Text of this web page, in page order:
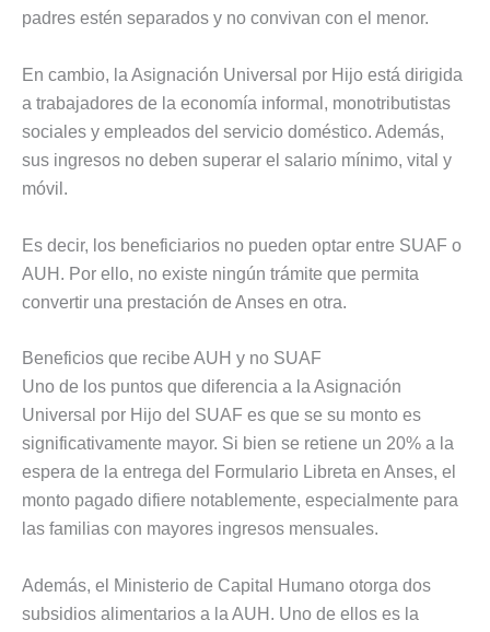
padres estén separados y no convivan con el menor.
En cambio, la Asignación Universal por Hijo está dirigida
a trabajadores de la economía informal, monotributistas
sociales y empleados del servicio doméstico. Además,
sus ingresos no deben superar el salario mínimo, vital y
móvil.
Es decir, los beneficiarios no pueden optar entre SUAF o
AUH. Por ello, no existe ningún trámite que permita
convertir una prestación de Anses en otra.
Beneficios que recibe AUH y no SUAF
Uno de los puntos que diferencia a la Asignación
Universal por Hijo del SUAF es que se su monto es
significativamente mayor. Si bien se retiene un 20% a la
espera de la entrega del Formulario Libreta en Anses, el
monto pagado difiere notablemente, especialmente para
las familias con mayores ingresos mensuales.
Además, el Ministerio de Capital Humano otorga dos
subsidios alimentarios a la AUH. Uno de ellos es la